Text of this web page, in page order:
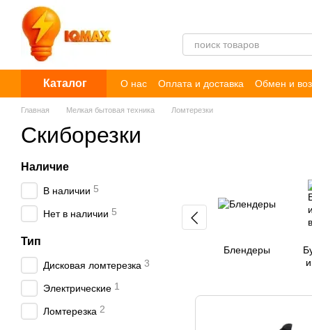
Перейти к основному контенту
Каталог О нас Оплата и доставка Обмен и
Пользовательское соглашение
Главная Мелкая бытовая техника Ломтерезки
Скиборезки
Блендеры
Наличие
В наличии 5
Нет в наличии 5
Тип
Дисковая ломтерезка 3
Электрические 1
Ломтерезка 2